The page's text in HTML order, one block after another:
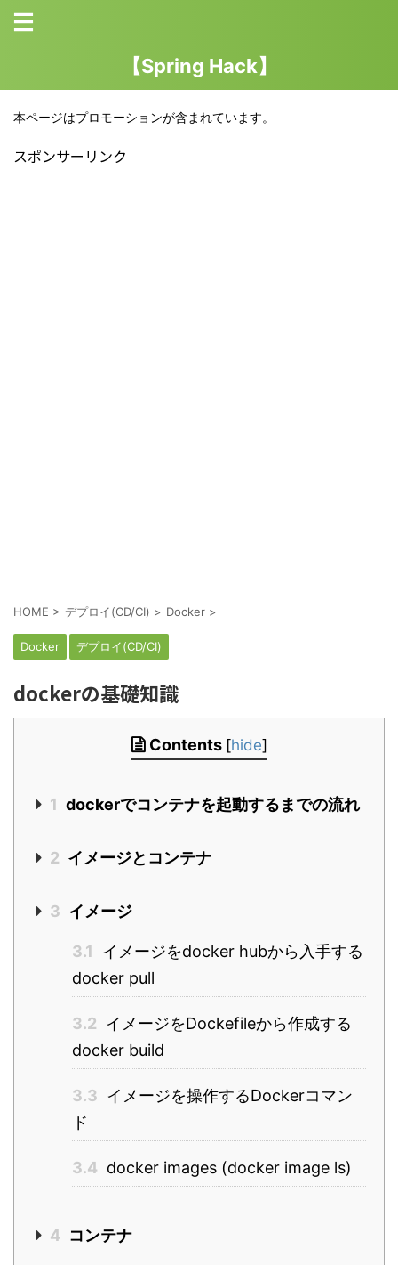
【Spring Hack】
本ページはプロモーションが含まれています。
スポンサーリンク
HOME > デプロイ(CD/CI) > Docker >
Docker デプロイ(CD/CI)
dockerの基礎知識
Contents [hide]
1 dockerでコンテナを起動するまでの流れ
2 イメージとコンテナ
3 イメージ
3.1
イメージをdocker hubから入手する
docker pull
3.2
イメージをDockefileから作成する
docker build
3.3
イメージを操作するDockerコマン
ド
3.4 docker images (docker image ls)
4 コンテナ